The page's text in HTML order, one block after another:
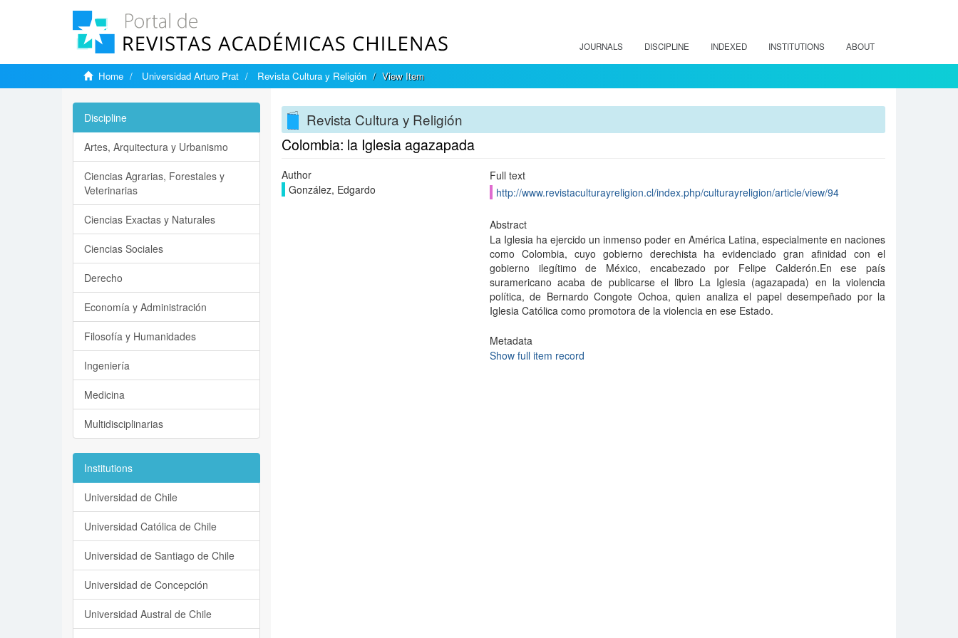
JOURNALS DISCIPLINE INDEXED INSTITUTIONS ABOUT
Home Universidad Arturo Prat Revista Cultura y Religión View Item
Revista Cultura y Religión
Colombia: la Iglesia agazapada
Author
González, Edgardo
Full text
http://www.revistaculturayreligion.cl/index.php/culturayreligion/article/view/94
Abstract
La Iglesia ha ejercido un inmenso poder en América Latina, especialmente en naciones
como Colombia, cuyo gobierno derechista ha evidenciado gran afinidad con el
gobierno ilegítimo de México, encabezado por Felipe Calderón.En ese país
suramericano acaba de publicarse el libro La Iglesia (agazapada) en la violencia
política, de Bernardo Congote Ochoa, quien analiza el papel desempeñado por la
Iglesia Católica como promotora de la violencia en ese Estado.
Metadata
Show full item record
Discipline
Artes, Arquitectura y Urbanismo
Ciencias Agrarias, Forestales y
Veterinarias
Ciencias Exactas y Naturales
Ciencias Sociales
Derecho
Economía y Administración
Filosofía y Humanidades
Ingeniería
Medicina
Multidisciplinarias
Institutions
Universidad de Chile
Universidad Católica de Chile
Universidad de Santiago de Chile
Universidad de Concepción
Universidad Austral de Chile